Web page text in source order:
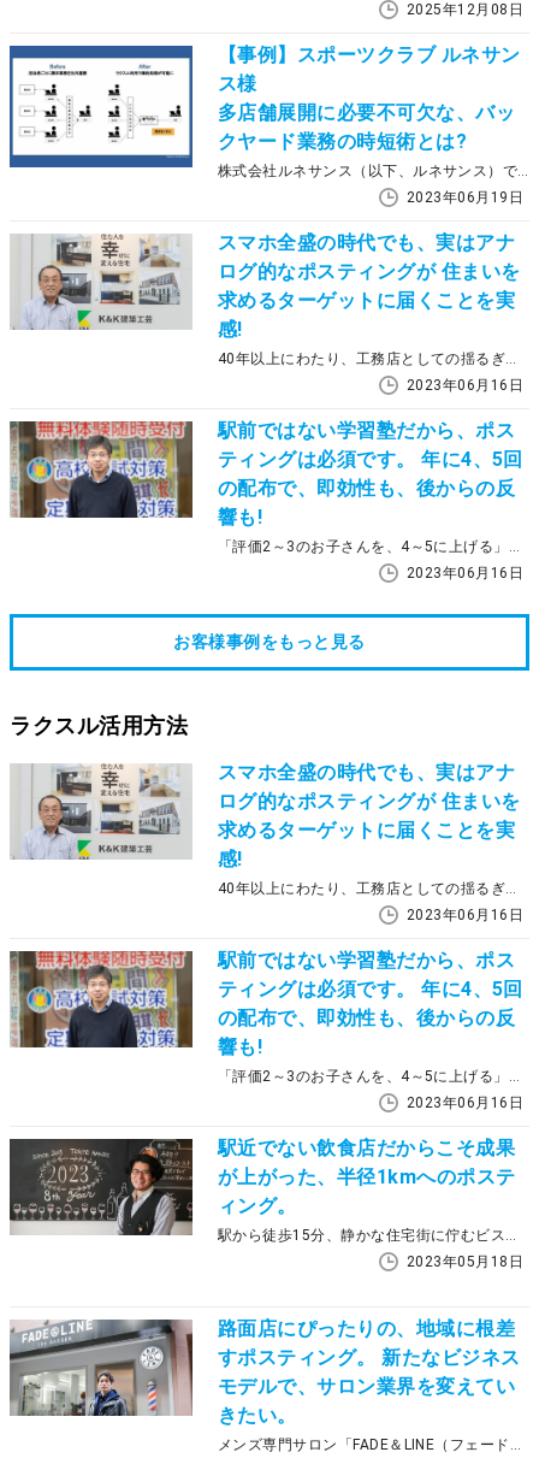
2025年12月08日
【事例】スポーツクラブ ルネサン
ス様
多店舗展開に必要不可欠な、バッ
クヤード業務の時短術とは?
株式会社ルネサンス（以下、ルネサンス）では、ビジネスリレーション部という、会社全体の生産性向上をミッションとする専門部署が存在する。様々な方法で業務の効率化、改善を模索する同部署で課長を務める中田敬介氏は7年以上に渡り部のメンバーと共に、縁の下の力持ちとして企業価値の向上を支えてきた。デジタルの活用が生産性向上のキーポイントとなるなかで、今後も見据えて2022年6月よりラクスル株式会社（以下、ラクスル）が提供するラクスル エンタープライズを導入。まだ初期段階ながらも業務時間の削減を実現している。
2023年06月19日
スマホ全盛の時代でも、実はアナ
ログ的なポスティングが 住まいを
求めるターゲットに届くことを実
感!
40年以上にわたり、工務店としての揺るぎない実績を築きながら挑戦を続けているK&K建築工芸。2018年からはラクスルのポスティングを活用し、参加費無料の家づくりセミナーを入り口としたアプローチに取り組んでいます。それまで利用してきた別の会社からスイッチした理由や、その後の反響などについて、代表取締役の木村和督さんに語っていただきました。
2023年06月16日
駅前ではない学習塾だから、ポス
ティングは必須です。 年に4、5回
の配布で、即効性も、後からの反
響も!
「評価2～3のお子さんを、4～5に上げる」。進学塾とは異なる、そんなコンセプトを掲げているのが「学習塾MititeQ（ミチテク）」です。成績アップだけでなく、子どもたちが自ら通いたくなるという居心地の良さも人気。地域へのアプローチとして、開塾当初からラクスルのポスティングを活用されています。その理由などについて、教室長の好村雄一さんに伺いました。
2023年06月16日
お客様事例をもっと見る
ラクスル活用方法
スマホ全盛の時代でも、実はアナ
ログ的なポスティングが 住まいを
求めるターゲットに届くことを実
感!
40年以上にわたり、工務店としての揺るぎない実績を築きながら挑戦を続けているK&K建築工芸。2018年からはラクスルのポスティングを活用し、参加費無料の家づくりセミナーを入り口としたアプローチに取り組んでいます。それまで利用してきた別の会社からスイッチした理由や、その後の反響などについて、代表取締役の木村和督さんに語っていただきました。
2023年06月16日
駅前ではない学習塾だから、ポス
ティングは必須です。 年に4、5回
の配布で、即効性も、後からの反
響も!
「評価2～3のお子さんを、4～5に上げる」。進学塾とは異なる、そんなコンセプトを掲げているのが「学習塾MititeQ（ミチテク）」です。成績アップだけでなく、子どもたちが自ら通いたくなるという居心地の良さも人気。地域へのアプローチとして、開塾当初からラクスルのポスティングを活用されています。その理由などについて、教室長の好村雄一さんに伺いました。
2023年06月16日
駅近でない飲食店だからこそ成果
が上がった、半径1kmへのポステ
ィング。
駅から徒歩15分、静かな住宅街に佇むビストロ「手づかみdining 東京ハンズ」。飲食店としては集客が困難な立地でありながら、その名の通りカジュアルに楽しめる食事と雰囲気で常連客の心をつかんでいます。ご近所へのアプローチとして利用しているのが、ラクスルのポスティングです。その理由やメリットについて、店主の山中隆爾さんにお話しいただきました。出店のコンセプトにフィットしたというメリットなどを、代表取締役の鈴木紀彦さんにお聞きしました。
2023年05月18日
路面店にぴったりの、地域に根差
すポスティング。 新たなビジネス
モデルで、サロン業界を変えてい
きたい。
メンズ専門サロン「FADE＆LINE（フェードアンドライン）」をはじめ、「Agu. hair salon」「CS made by SHACHU」など多彩なブランドの理美容室を展開する株式会社BELLTREE。近隣へのアプローチとして活用している宣伝方法が、ラクスルのポスティングです。出店のコンセプトにフィットしたというメリットなどを、代表取締役の鈴木紀彦さんにお聞きしました。